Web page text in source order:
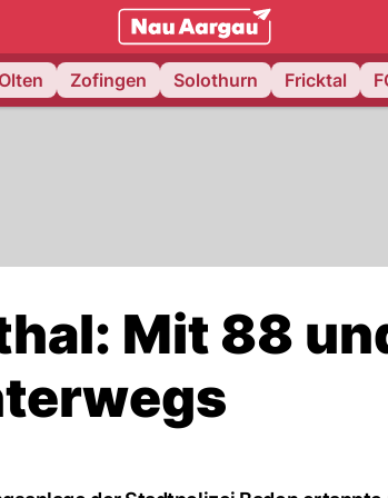
mittelland.NAU.ch
Olten Zofingen Solothurn Fricktal
Mit 88